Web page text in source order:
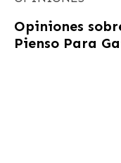
Opiniones
Pienso Para